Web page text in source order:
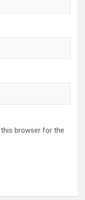
this browser for the